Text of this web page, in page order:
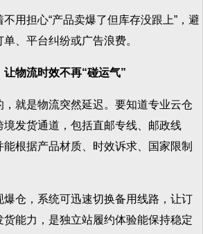
担心“产品卖爆了但库存没跟上”，避
、平台纠纷或广告浪费。
物流时效不再“碰运气”
就是物流突然延迟。要知道专业云仓
境发货通道，包括直邮专线、邮政线
根据产品材质、时效诉求、国家限制
仓，系统可迅速切换备用线路，让订
能力，是独立站履约体验能保持稳定